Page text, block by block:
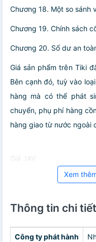
Chương 18. Một so sánh
Chương 19. Chính sách
Chương 20. Số dư an
Giá sản phẩm trên Tiki
Bên cạnh đó, tuỳ vào
hàng mà có thể phát
chuyển, phụ phí hàng
hàng giao từ nước ngoài
Giá JAV
Xem
Thông tin chi tiết
Công ty phát hành